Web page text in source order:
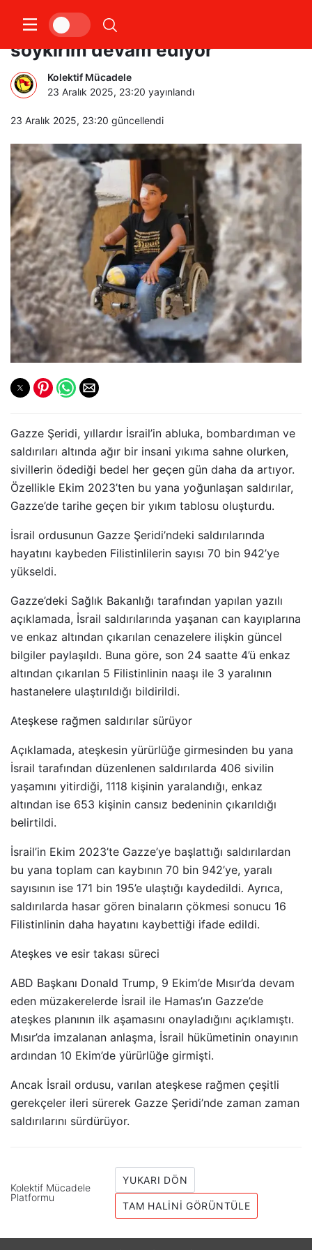
Siyonist İsrail’in Gazze’deki
soykırım devam ediyor
Kolektif Mücadele
23 Aralık 2025, 23:20 yayınlandı
23 Aralık 2025, 23:20 güncellendi
Gazze Şeridi, yıllardır İsrail’in abluka, bombardıman ve
saldırıları altında ağır bir insani yıkıma sahne olurken,
sivillerin ödediği bedel her geçen gün daha da artıyor.
Özellikle Ekim 2023’ten bu yana yoğunlaşan saldırılar,
Gazze’de tarihe geçen bir yıkım tablosu oluşturdu.
İsrail ordusunun Gazze Şeridi’ndeki saldırılarında
hayatını kaybeden Filistinlilerin sayısı 70 bin 942’ye
yükseldi.
Gazze’deki Sağlık Bakanlığı tarafından yapılan yazılı
açıklamada, İsrail saldırılarında yaşanan can kayıplarına
ve enkaz altından çıkarılan cenazelere ilişkin güncel
bilgiler paylaşıldı. Buna göre, son 24 saatte 4’ü enkaz
altından çıkarılan 5 Filistinlinin naaşı ile 3 yaralının
hastanelere ulaştırıldığı bildirildi.
Ateşkese rağmen saldırılar sürüyor
Açıklamada, ateşkesin yürürlüğe girmesinden bu yana
İsrail tarafından düzenlenen saldırılarda 406 sivilin
yaşamını yitirdiği, 1118 kişinin yaralandığı, enkaz
altından ise 653 kişinin cansız bedeninin çıkarıldığı
belirtildi.
İsrail’in Ekim 2023’te Gazze’ye başlattığı saldırılardan
bu yana toplam can kaybının 70 bin 942’ye, yaralı
sayısının ise 171 bin 195’e ulaştığı kaydedildi. Ayrıca,
saldırılarda hasar gören binaların çökmesi sonucu 16
Filistinlinin daha hayatını kaybettiği ifade edildi.
Ateşkes ve esir takası süreci
ABD Başkanı Donald Trump, 9 Ekim’de Mısır’da devam
eden müzakerelerde İsrail ile Hamas’ın Gazze’de
ateşkes planının ilk aşamasını onayladığını açıklamıştı.
Mısır’da imzalanan anlaşma, İsrail hükümetinin onayının
ardından 10 Ekim’de yürürlüğe girmişti.
Ancak İsrail ordusu, varılan ateşkese rağmen çeşitli
gerekçeler ileri sürerek Gazze Şeridi’nde zaman zaman
saldırılarını sürdürüyor.
Kolektif Mücadele
Platformu
YUKARI DÖN
TAM HALINI GÖRÜNTÜLE